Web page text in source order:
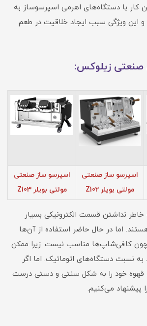
کار با دستگاه‌های اهرمی اسپرسوساز به
این ویژگی سبب ایجاد خلاقیت در طعم
صنعتی زیلوکس:
اسپرسو ساز صنعتی
مولتی بویلر Z102
اسپرسو ساز صنعتی
مولتی بویلر Z103
نداشتن قسمت الکترونیکی بسیار
اما در حال حاضر استفاده از آن‌ها
کافی‌شاپ‌ها مناسب نیست. زیرا ممکن
نسبت دستگاه‌های اتوماتیک. اما اگر
قهوه خود را به شکل سنتی و دستی درست
پیشنهاد می‌کنیم.